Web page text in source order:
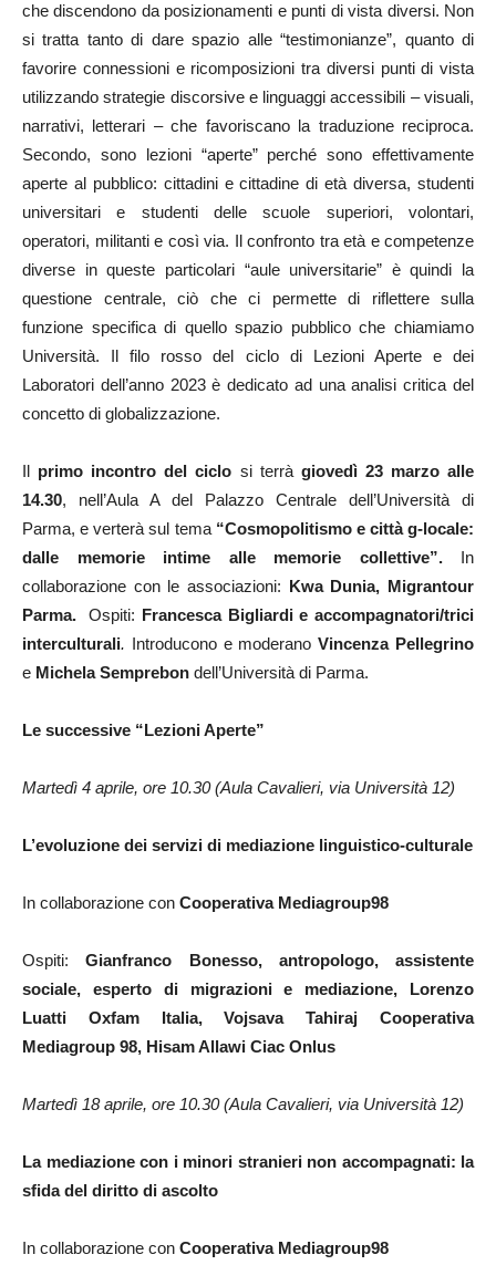
che discendono da posizionamenti e punti di vista diversi. Non
si tratta tanto di dare spazio alle “testimonianze”, quanto di
favorire connessioni e ricomposizioni tra diversi punti di vista
utilizzando strategie discorsive e linguaggi accessibili – visuali,
narrativi, letterari – che favoriscano la traduzione reciproca.
Secondo, sono lezioni “aperte” perché sono effettivamente
aperte al pubblico: cittadini e cittadine di età diversa, studenti
universitari e studenti delle scuole superiori, volontari,
operatori, militanti e così via. Il confronto tra età e competenze
diverse in queste particolari “aule universitarie” è quindi la
questione centrale, ciò che ci permette di riflettere sulla
funzione specifica di quello spazio pubblico che chiamiamo
Università. Il filo rosso del ciclo di Lezioni Aperte e dei
Laboratori dell’anno 2023 è dedicato ad una analisi critica del
concetto di globalizzazione.
Il primo incontro del ciclo si terrà giovedì 23 marzo alle
14.30, nell’Aula A del Palazzo Centrale dell’Università di
Parma, e verterà sul tema “Cosmopolitismo e città g-locale:
dalle memorie intime alle memorie collettive”. In
collaborazione con le associazioni: Kwa Dunia, Migrantour
Parma.
Ospiti: Francesca Bigliardi e accompagnatori/trici
interculturali. Introducono e moderanoVincenza Pellegrino
e Michela Semprebon dell’Università di Parma.
Le successive “Lezioni Aperte”
Martedì 4 aprile, ore 10.30 (Aula Cavalieri, via Università 12)
L’evoluzione dei servizi di mediazione linguistico-culturale
In collaborazione con Cooperativa Mediagroup98
Ospiti:Gianfranco Bonesso, antropologo, assistente
sociale, esperto di migrazioni e mediazione, Lorenzo
Luatti Oxfam Italia, Vojsava Tahiraj Cooperativa
Mediagroup 98, Hisam Allawi Ciac Onlus
Martedì 18 aprile, ore 10.30 (Aula Cavalieri, via Università 12)
La mediazione con i minori stranieri non accompagnati: la
sfida del diritto di ascolto
In collaborazione con Cooperativa Mediagroup98